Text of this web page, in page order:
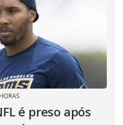
é preso após